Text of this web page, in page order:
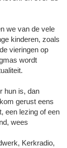
we van de vele
kinderen, zoals
vieringen op
wordt
hun is, dan
gerust eens
een lezing of een
wees
Kerkradio,